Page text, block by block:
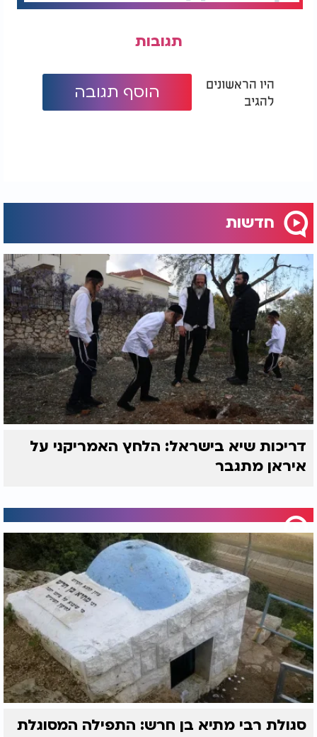
תגובות
היו הראשונים
להגיב
הוסף תגובה
חדשות
דריכות שיא בישראל: הלחץ האמריקני על
איראן מתגבר
סגולת רבי מתיא בן חרש: התפילה המסוגלת